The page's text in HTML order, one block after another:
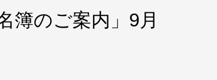
簿のご案内」9月